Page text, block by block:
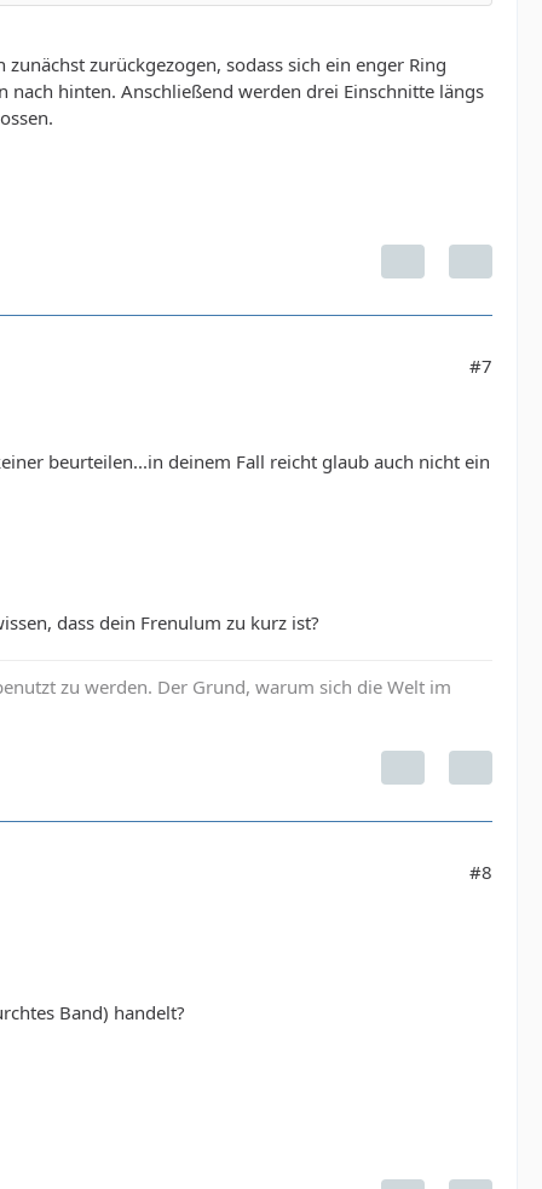
zurückgezogen, sodass sich ein enger Ring
hinten. Anschließend werden drei Einschnitte längs
#7
beurteilen...in deinem Fall reicht glaub auch nicht ein
dass dein Frenulum zu kurz ist?
zu werden. Der Grund, warum sich die Welt im
#8
Band) handelt?